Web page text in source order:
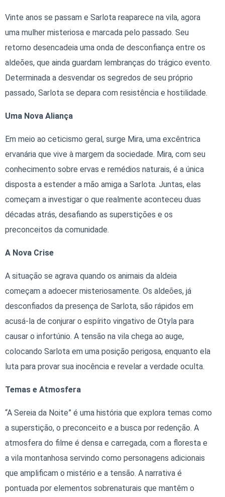
Vinte anos se passam e Sarlota reaparece na vila, agora
uma mulher misteriosa e marcada pelo passado. Seu
retorno desencadeia uma onda de desconfiança entre os
aldeões, que ainda guardam lembranças do trágico evento.
Determinada a desvendar os segredos de seu próprio
passado, Sarlota se depara com resistência e hostilidade.
Uma Nova Aliança
Em meio ao ceticismo geral, surge Mira, uma excêntrica
ervanária que vive à margem da sociedade. Mira, com seu
conhecimento sobre ervas e remédios naturais, é a única
disposta a estender a mão amiga a Sarlota. Juntas, elas
começam a investigar o que realmente aconteceu duas
décadas atrás, desafiando as superstições e os
preconceitos da comunidade.
A Nova Crise
A situação se agrava quando os animais da aldeia
começam a adoecer misteriosamente. Os aldeões, já
desconfiados da presença de Sarlota, são rápidos em
acusá-la de conjurar o espírito vingativo de Otyla para
causar o infortúnio. A tensão na vila chega ao auge,
colocando Sarlota em uma posição perigosa, enquanto ela
luta para provar sua inocência e revelar a verdade oculta.
Temas e Atmosfera
“A Sereia da Noite” é uma história que explora temas como
a superstição, o preconceito e a busca por redenção. A
atmosfera do filme é densa e carregada, com a floresta e
a vila montanhosa servindo como personagens adicionais
que amplificam o mistério e a tensão. A narrativa é
pontuada por elementos sobrenaturais que mantêm o